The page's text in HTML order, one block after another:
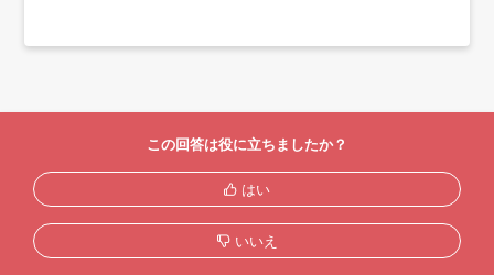
この回答は役に立ちましたか？
はい
いいえ